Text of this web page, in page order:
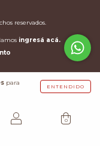
para
ENTENDIDO
0
reservados.
ingresá acá.